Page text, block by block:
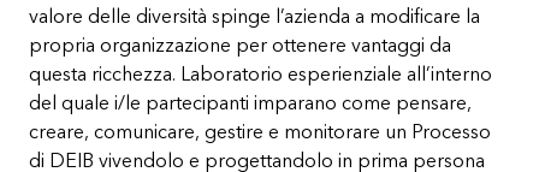
valore delle diversità spinge l’azienda a modificare la
propria organizzazione per ottenere vantaggi da
questa ricchezza. Laboratorio esperienziale all’interno
del quale i/le partecipanti imparano come pensare,
creare, comunicare, gestire e monitorare un Processo
di DEIB vivendolo e progettandolo in prima persona